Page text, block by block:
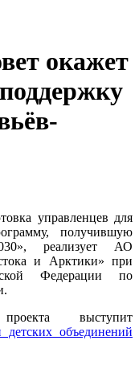
окажет
управленцев для
получившую
реализует АО
и Арктики» при
Федерации по
выступит
объединений